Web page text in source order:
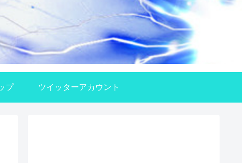
プ ツイッターアカウント